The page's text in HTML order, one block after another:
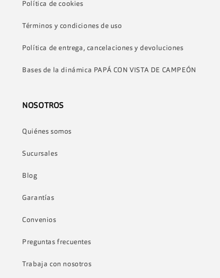
Política de cookies
Términos y condiciones de uso
Política de entrega, cancelaciones y devoluciones
Bases de la dinámica PAPÁ CON VISTA DE CAMPEÓN
NOSOTROS
Quiénes somos
Sucursales
Blog
Garantías
Convenios
Preguntas frecuentes
Trabaja con nosotros